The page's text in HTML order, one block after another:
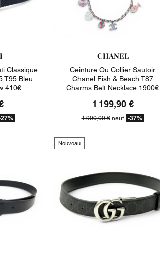
Classique
T95 Bleu
410€
CHANEL
Ceinture Ou Collier Sautoir
Chanel Fish & Beach T87
Charms Belt Necklace 1900€
1 199,90 €
1 900,00 €neuf -37%
Nouveau